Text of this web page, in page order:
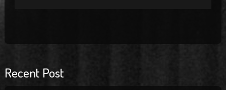
Recent Post